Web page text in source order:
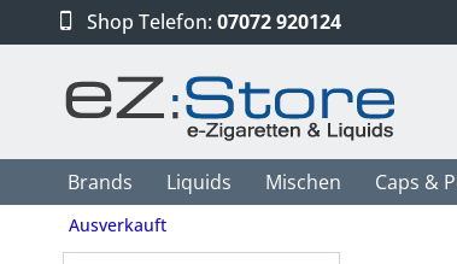
Shop Telefon: 07072 920124
Brands Liquids Mischen Caps &
Ausverkauft